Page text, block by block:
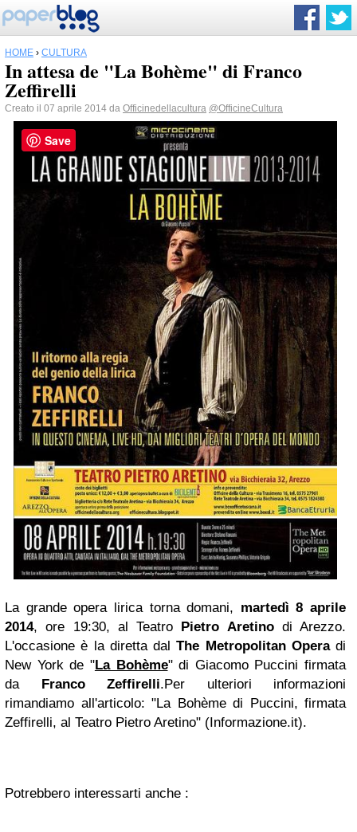
HOME › CULTURA
In attesa de "La Bohème" di Franco
Zeffirelli
Creato il 07 aprile 2014 da Officinedellacultura @OfficineCultura
La grande opera lirica torna domani, martedì 8 aprile
2014, ore 19:30, al Teatro Pietro Aretinodi Arezzo.
L'occasione è la diretta dalThe Metropolitan Operadi
New York de "La Bohème" di Giacomo Puccini firmata
da Franco Zeffirelli.Per ulteriori informazioni
rimandiamo all'articolo: "La Bohème di Puccini, firmata
Zeffirelli, al Teatro Pietro Aretino" (Informazione.it).
Potrebbero interessarti anche :
Save